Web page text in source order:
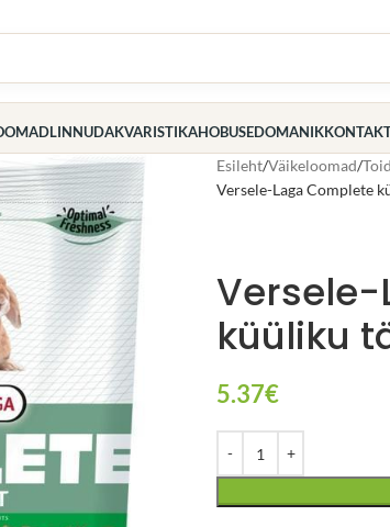
LINNUDAKVARISTIKAHOBUSEDOMANIK
Esileht Väikeloomad
Versele-Laga Complete
küüliku
5.37€